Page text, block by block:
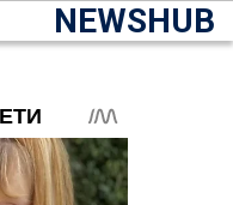
NEWSHUB